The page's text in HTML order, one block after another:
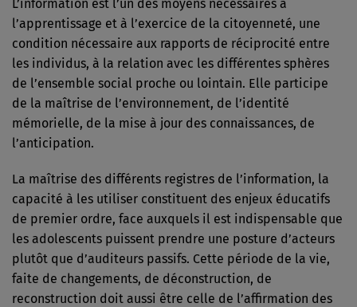
L’information est l’un des moyens nécessaires à
l’apprentissage et à l’exercice de la citoyenneté, une
condition nécessaire aux rapports de réciprocité entre
les individus, à la relation avec les différentes sphères
de l’ensemble social proche ou lointain. Elle participe
de la maîtrise de l’environnement, de l’identité
mémorielle, de la mise à jour des connaissances, de
l’anticipation.
La maîtrise des différents registres de l’information, la
capacité à les utiliser constituent des enjeux éducatifs
de premier ordre, face auxquels il est indispensable que
les adolescents puissent prendre une posture d’acteurs
plutôt que d’auditeurs passifs. Cette période de la vie,
faite de changements, de déconstruction, de
reconstruction doit aussi être celle de l’affirmation des